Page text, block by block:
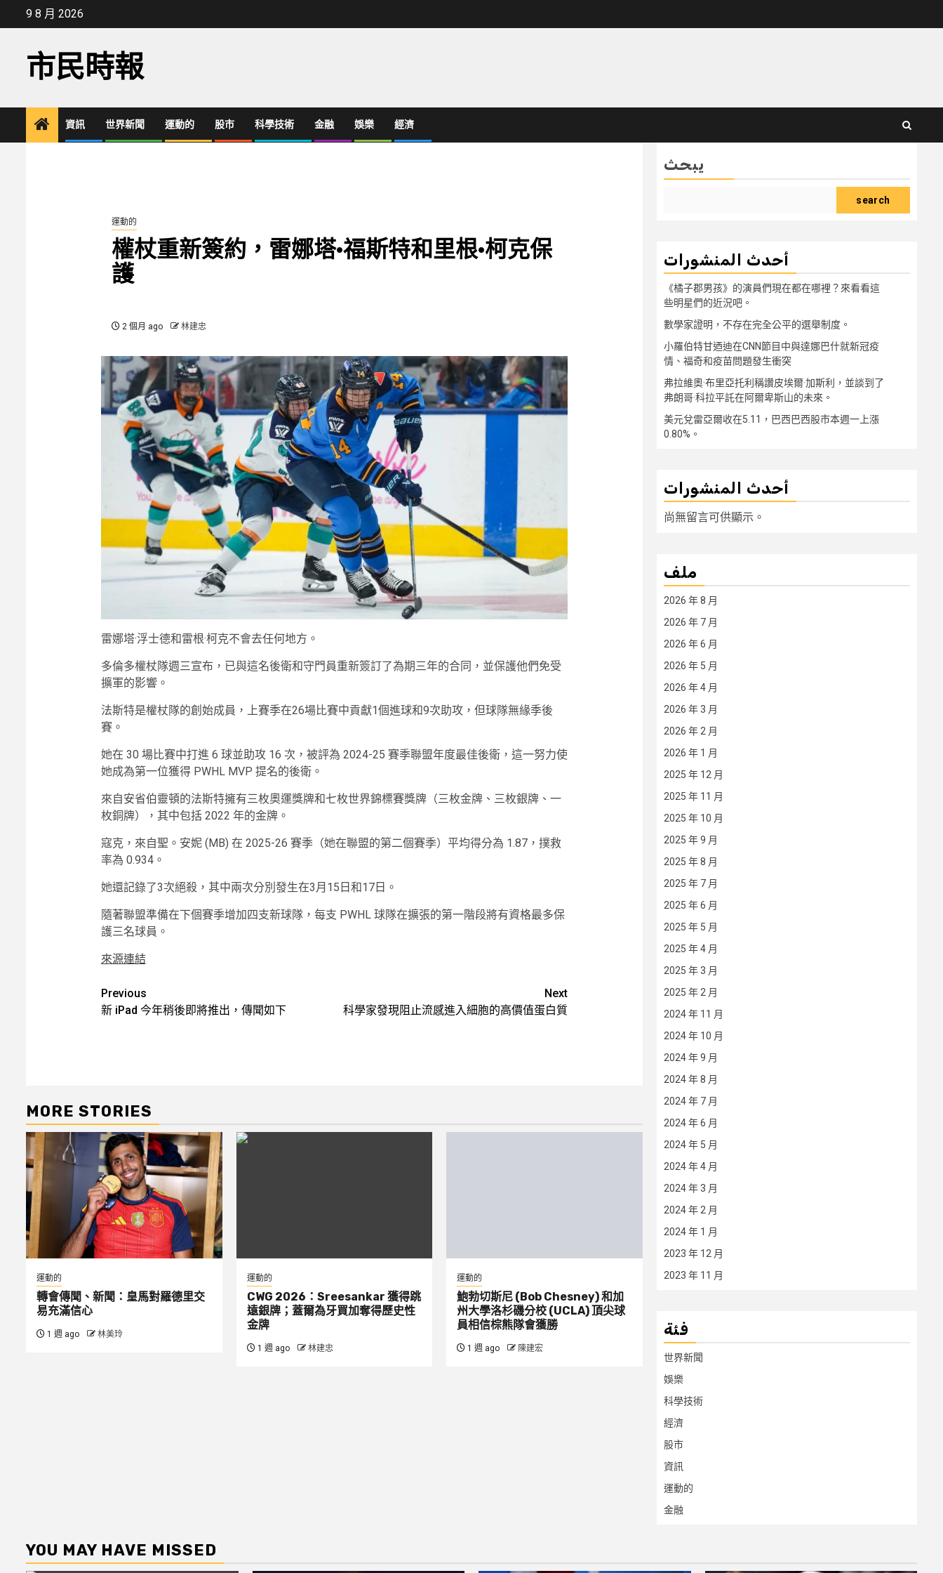
9 8 月 2026
市民時報
資訊 世界新聞 運動的 股市 科學技術 金融 娛樂 經濟
運動的
權杖重新簽約，雷娜塔·福斯特和里根·柯克保
護
2 個月 ago 林建忠
雷娜塔·浮士德和雷根·柯克不會去任何地方。
多倫多權杖隊週三宣布，已與這名後衛和守門員重新簽訂了為期三年的合同，並保護他們免受
擴軍的影響。
法斯特是權杖隊的創始成員，上賽季在26場比賽中貢獻1個進球和9次助攻，但球隊無緣季後
賽。
她在 30 場比賽中打進 6 球並助攻 16 次，被評為 2024-25 賽季聯盟年度最佳後衛，這一努力使
她成為第一位獲得 PWHL MVP 提名的後衛。
來自安省伯靈頓的法斯特擁有三枚奧運獎牌和七枚世界錦標賽獎牌（三枚金牌、三枚銀牌、一
枚銅牌），其中包括 2022 年的金牌。
寇克，來自聖。安妮 (MB) 在 2025-26 賽季（她在聯盟的第二個賽季）平均得分為 1.87，撲救
率為 0.934。
她還記錄了3次絕殺，其中兩次分別發生在3月15日和17日。
隨著聯盟準備在下個賽季增加四支新球隊，每支 PWHL 球隊在擴張的第一階段將有資格最多保
護三名球員。
來源連結
Post
navigation
Previous
新 iPad 今年稍後即將推出，傳聞如下
Next
科學家發現阻止流感進入細胞的高價值蛋白質
MORE STORIES
運動的
轉會傳聞、新聞：皇馬對羅德里交
易充滿信心
1 週 ago 林美玲
運動的
CWG 2026：Sreesankar 獲得跳
遠銀牌；蓋爾為牙買加奪得歷史性
金牌
1 週 ago 林建忠
運動的
鮑勃切斯尼 (Bob Chesney) 和加
州大學洛杉磯分校 (UCLA) 頂尖球
員相信棕熊隊會獲勝
1 週 ago 陳建宏
يبحث
search
أحدث المنشورات
《橘子郡男孩》的演員們現在都在哪裡？來看看這
些明星們的近況吧。
數學家證明，不存在完全公平的選舉制度。
小羅伯特甘迺迪在CNN節目中與達娜巴什就新冠疫
情、福奇和疫苗問題發生衝突
弗拉維奧·布里亞托利稱讚皮埃爾·加斯利，並談到了
弗朗哥·科拉平託在阿爾卑斯山的未來。
美元兌雷亞爾收在5.11，巴西巴西股市本週一上漲
0.80%。
أحدث المنشورات
尚無留言可供顯示。
ملف
2026 年 8 月
2026 年 7 月
2026 年 6 月
2026 年 5 月
2026 年 4 月
2026 年 3 月
2026 年 2 月
2026 年 1 月
2025 年 12 月
2025 年 11 月
2025 年 10 月
2025 年 9 月
2025 年 8 月
2025 年 7 月
2025 年 6 月
2025 年 5 月
2025 年 4 月
2025 年 3 月
2025 年 2 月
2024 年 11 月
2024 年 10 月
2024 年 9 月
2024 年 8 月
2024 年 7 月
2024 年 6 月
2024 年 5 月
2024 年 4 月
2024 年 3 月
2024 年 2 月
2024 年 1 月
2023 年 12 月
2023 年 11 月
فئة
世界新聞
娛樂
科學技術
經濟
股市
資訊
運動的
金融
YOU MAY HAVE MISSED